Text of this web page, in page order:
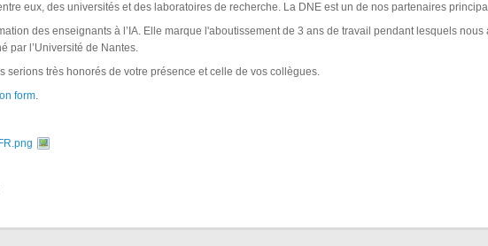
eux, des universités et des laboratoires de recherche. La DNE est un de nos partenaires
des enseignants à l’IA. Elle marque l'aboutissement de 3 ans de travail pendant lesquels nous
par l’Université de Nantes.
serions très honorés de votre présence et celle de vos collègues.
form.